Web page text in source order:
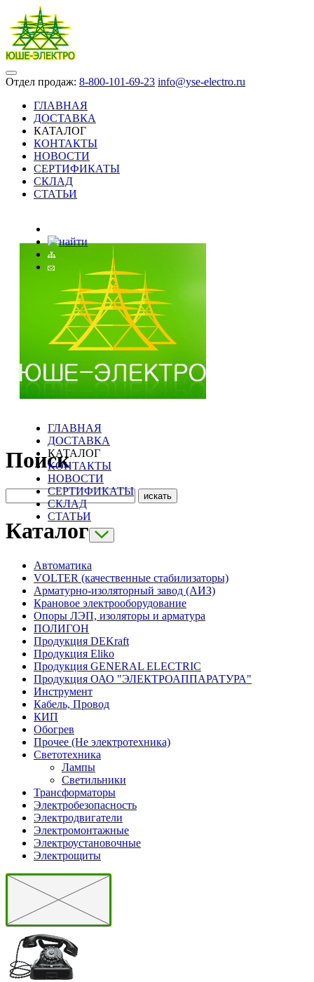
Отдел продаж: 8-800-101-69-23 info@yse-electro.ru
ГЛАВНАЯ
ДОСТАВКА
КАТАЛОГ
КОНТАКТЫ
НОВОСТИ
СЕРТИФИКАТЫ
СКЛАД
СТАТЬИ
ГЛАВНАЯ
ДОСТАВКА
КАТАЛОГ
КОНТАКТЫ
НОВОСТИ
СЕРТИФИКАТЫ
СКЛАД
СТАТЬИ
Поиск
Каталог
Автоматика
VOLTER (качественные стабилизаторы)
Арматурно-изоляторный завод (АИЗ)
Крановое электрооборудование
Опоры ЛЭП, изоляторы и арматура
ПОЛИГОН
Продукция DEKraft
Продукция Eliko
Продукция GENERAL ELECTRIC
Продукция ОАО "ЭЛЕКТРОАППАРАТУРА"
Инструмент
Кабель, Провод
КИП
Обогрев
Прочее (Не электротехника)
Светотехника
Лампы
Светильники
Трансформаторы
Электробезопасность
Электродвигатели
Электромонтажные
Электроустановочные
Электрощиты